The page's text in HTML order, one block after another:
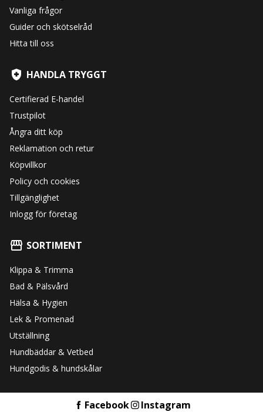
Vanliga frågor
Guider och skötselråd
Hitta till oss
HANDLA TRYGGT
Certifierad E-handel
Trustpilot
Ångra ditt köp
Reklamation och retur
Köpvillkor
Policy och cookies
Tillgänglighet
Inlogg för företag
SORTIMENT
Klippa & Trimma
Bad & Pälsvård
Hälsa & Hygien
Lek & Promenad
Utställning
Hundbäddar & Vetbed
Hundgodis & hundskålar
Facebook Instagram